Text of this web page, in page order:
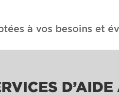
à vos besoins et